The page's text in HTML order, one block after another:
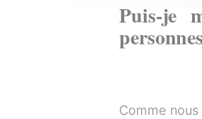
Puis-je
Comme nous